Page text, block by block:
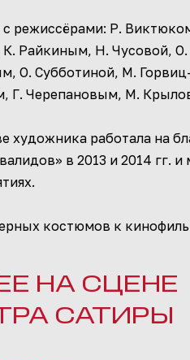
с режиссёрами: Р.
К. Райкиным, Н. Чусовой,
О. Субботиной, М.
Г. Черепановым, М.
художника работала на
в 2013 и 2014 гг.
костюмов к
НА СЦЕНЕ
САТИРЫ